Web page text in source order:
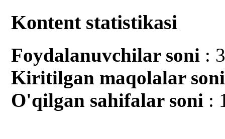
Kontent statistikasi
Foydalanuvchilar soni :
Kiritilgan mаqolalar soni
O'qilgan sahifalar soni :